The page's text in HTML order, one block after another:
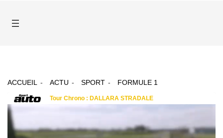
ACCUEIL ACTU SPORT FORMULE 1